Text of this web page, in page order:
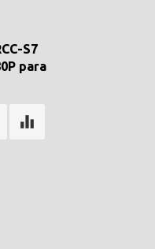
S7
para